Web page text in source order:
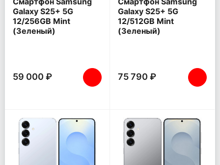
Galaxy S25+ 5G
12/256GB Mint
(Зеленый)
59 000 ₽
Galaxy S25+ 5G
12/512GB Mint
(Зеленый)
75 790 ₽